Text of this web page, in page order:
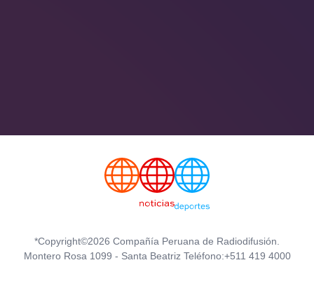
*Copyright©2026 Compañía Peruana de Radiodifusión.
Montero Rosa 1099 - Santa Beatriz Teléfono:+511 419 4000